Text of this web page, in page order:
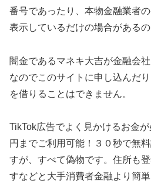
番号であったり、本物金融業者
表示しているだけの場合があるの
闇金であるマネキ大吉 が金融会
なのでこのサイトに申し込んだ
を借りることはできません。
TikTok広告でよく見かけるお金
円までご利用可能！３０秒で無
すが、すべて偽物です。住所も
す などと大手消費者金融より簡